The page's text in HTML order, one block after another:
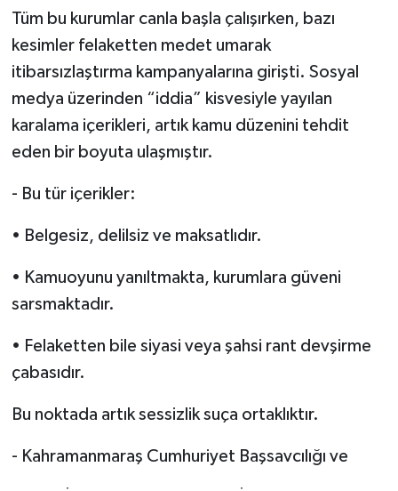
Tüm bu kurumlar canla başla çalışırken, bazı
kesimler felaketten medet umarak
itibarsızlaştırma kampanyalarına girişti. Sosyal
medya üzerinden “iddia” kisvesiyle yayılan
karalama içerikleri, artık kamu düzenini tehdit
eden bir boyuta ulaşmıştır.
- Bu tür içerikler:
• Belgesiz, delilsiz ve maksatlıdır.
• Kamuoyunu yanıltmakta, kurumlara güveni
sarsmaktadır.
• Felaketten bile siyasi veya şahsi rant devşirme
çabasıdır.
Bu noktada artık sessizlik suça ortaklıktır.
- Kahramanmaraş Cumhuriyet Başsavcılığı ve